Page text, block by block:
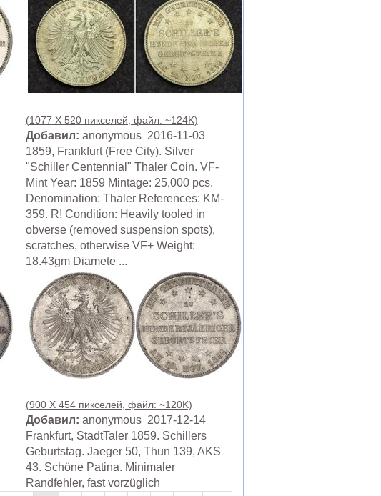
(1077 X 520 пикселей, файл: ~124K)
Добавил: anonymous 2016-11-03
1859, Frankfurt (Free City). Silver
"Schiller Centennial" Thaler Coin. VF-
Mint Year: 1859 Mintage: 25,000 pcs.
Denomination: Thaler References: KM-
359. R! Condition: Heavily tooled in
obverse (removed suspension spots),
scratches, otherwise VF+ Weight:
18.43gm Diamete ...
(900 X 454 пикселей, файл: ~120K)
Добавил: anonymous 2017-12-14
Frankfurt, StadtTaler 1859. Schillers
Geburtstag. Jaeger 50, Thun 139, AKS
43. Schöne Patina. Minimaler
Randfehler, fast vorzüglich